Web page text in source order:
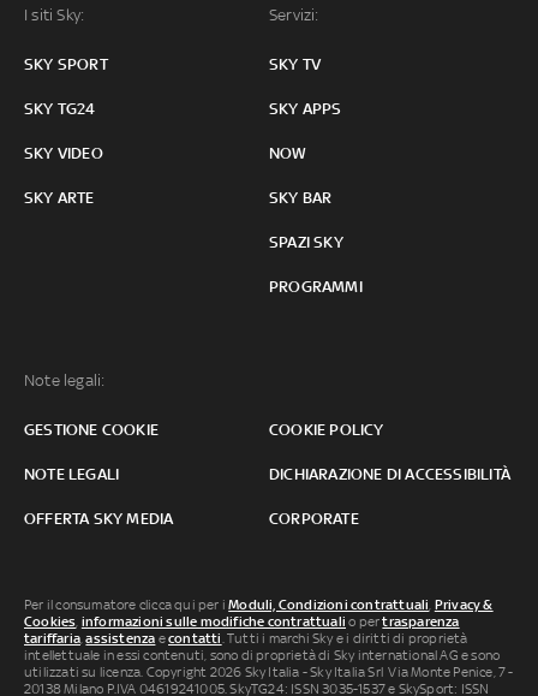
I siti Sky:
SKY SPORT
SKY TG24
SKY VIDEO
SKY ARTE
Servizi:
SKY TV
SKY APPS
NOW
SKY BAR
SPAZI SKY
PROGRAMMI
Note legali:
GESTIONE COOKIE COOKIE POLICY
NOTE LEGALI DICHIARAZIONE DI ACCESSIBILITÀ
OFFERTA SKY MEDIA CORPORATE
Per il consumatore clicca qui per iModuli, Condizioni contrattuali, Privacy &
Cookies, informazioni sulle modifiche contrattuali o pertrasparenza
tariffaria,assistenza econtatti. Tutti i marchi Sky e i diritti di proprietà
intellettuale in essi contenuti, sono di proprietà di Sky international AG e sono
utilizzati su licenza. Copyright 2026 Sky Italia - Sky Italia Srl Via Monte Penice, 7 -
20138 Milano P.IVA 04619241005. SkyTG24: ISSN 3035-1537 e SkySport: ISSN